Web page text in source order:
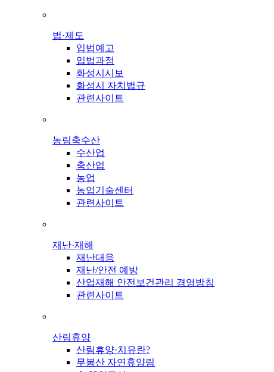
법·제도
입법예고
입법과정
화성시시보
화성시 자치법규
관련사이트
농림축수산
수산업
축산업
농업
농업기술센터
관련사이트
재난·재해
재난대응
재난/안전 예방
산업재해 안전보건관리 경영방침
관련사이트
산림휴양
산림휴양·치유란?
무봉산 자연휴양림